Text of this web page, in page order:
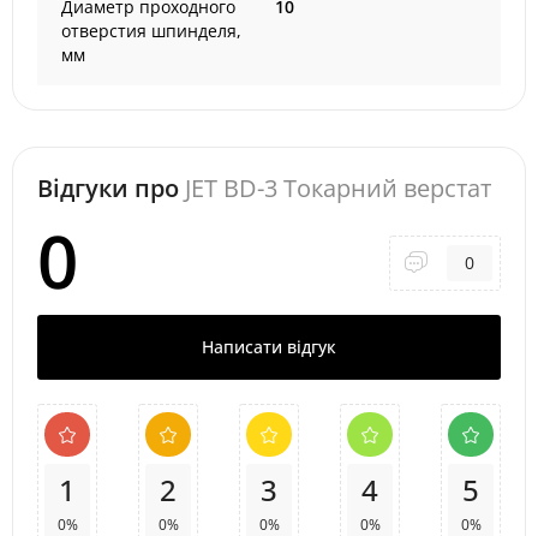
Диаметр проходного
отверстия шпинделя,
мм
10
Відгуки про JET BD-3 Токарний верстат
0 0
Написати відгук
1
0%
2
0%
3
0%
4
0%
5
0%